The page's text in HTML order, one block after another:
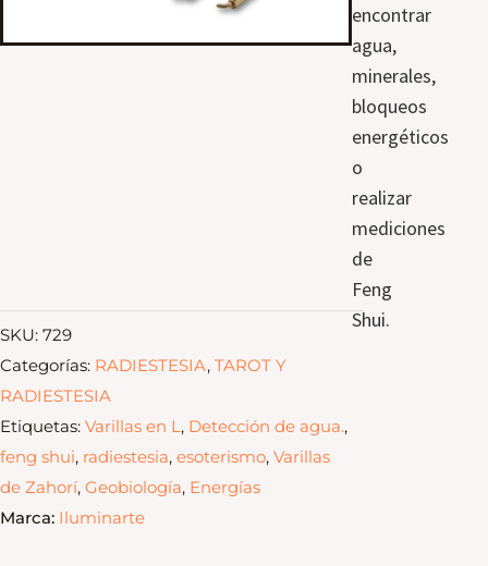
encontrar
agua,
minerales,
bloqueos
energéticos
o
realizar
mediciones
de
Feng
Shui.
SKU: 729
Categorías: RADIESTESIA, TAROT Y
RADIESTESIA
Etiquetas: Varillas en L , Detección de agua.,
feng shui, radiestesia, esoterismo, Varillas
de Zahorí, Geobiología, Energías
Marca: Iluminarte